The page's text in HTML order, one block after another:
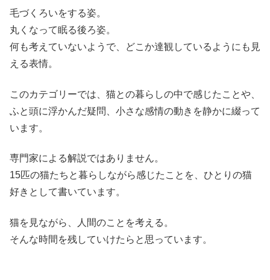
毛づくろいをする姿。
丸くなって眠る後ろ姿。
何も考えていないようで、どこか達観しているようにも見
える表情。
このカテゴリーでは、猫との暮らしの中で感じたことや、
ふと頭に浮かんだ疑問、小さな感情の動きを静かに綴って
います。
専門家による解説ではありません。
15匹の猫たちと暮らしながら感じたことを、ひとりの猫
好きとして書いています。
猫を見ながら、人間のことを考える。
そんな時間を残していけたらと思っています。